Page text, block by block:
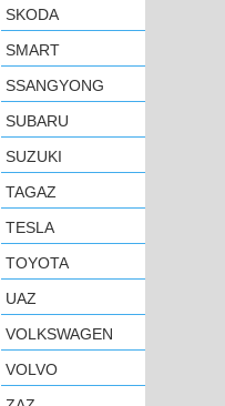
SKODA
SMART
SSANGYONG
SUBARU
SUZUKI
TAGAZ
TESLA
TOYOTA
UAZ
VOLKSWAGEN
VOLVO